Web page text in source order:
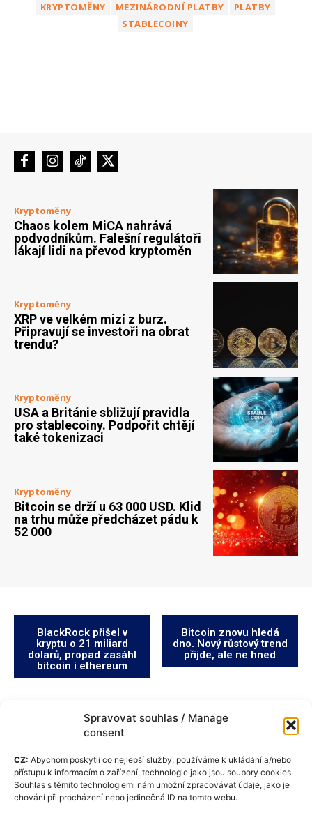
Spravovat souhlas / Manage
consent
CZ: Abychom poskytli co nejlepší služby, používáme k ukládání a/nebo
přístupu k informacím o zařízení, technologie jako jsou soubory cookies.
Souhlas s těmito technologiemi nám umožní zpracovávat údaje, jako je
chování při procházení nebo jedinečná ID na tomto webu.
KRYPTOMĚNY MEZINÁRODNÍ PLATBY
PLATBY
STABLECOINY
Kryptoměny
Chaos kolem MiCA nahrává
podvodníkům. Falešní regulátoři
lákají lidi na převod kryptoměn
Kryptoměny
XRP ve velkém mizí z burz.
Připravují se investoři na obrat
trendu?
Kryptoměny
USA a Británie sbližují pravidla
pro stablecoiny. Podpořit chtějí
také tokenizaci
Kryptoměny
Bitcoin se drží u 63 000 USD. Klid
na trhu může předcházet pádu k
52 000
BlackRock přišel v
kryptu o 21 miliard
dolarů, propad zasáhl
bitcoin i ethereum
Bitcoin znovu hledá
dno. Nový růstový trend
přijde, ale ne hned